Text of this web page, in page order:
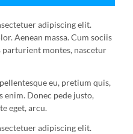
adipiscing elit.
Aenean massa. Cum sociis
parturient montes, nascetur
eu, pretium quis,
enim. Donec pede justo,
eget, arcu.
adipiscing elit.